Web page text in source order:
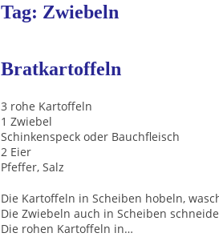
Tag: Zwiebeln
Bratkartoffeln
3 rohe Kartoffeln
1 Zwiebel
Schinkenspeck oder Bauchfleisch
2 Eier
Pfeffer, Salz
Die Kartoffeln in Scheiben hobeln,
Die Zwiebeln auch in Scheiben
Die rohen Kartoffeln in…